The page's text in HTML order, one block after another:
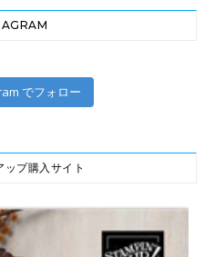
でフォロー
ップ購入サイト